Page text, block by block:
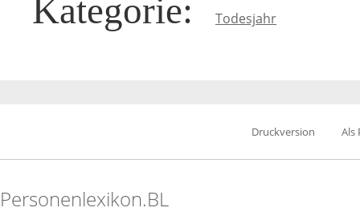
Kategorie: Todesjahr
Druckversion Als
Personenlexikon.BL